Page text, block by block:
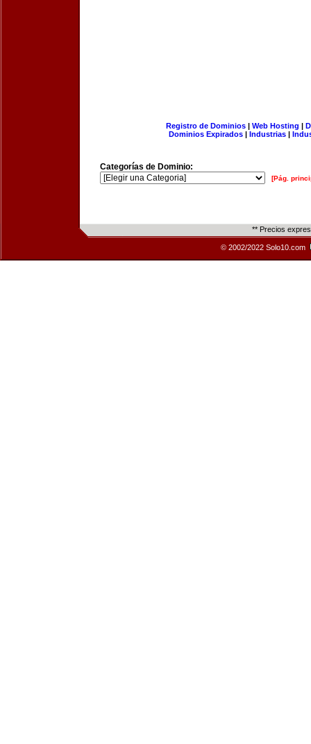
Registro de Dominios| Web Hosting |
Dominios Expirados | Industrias |
Categorías de Dominio:
[Pág.
** Precios
© 2002/2022 Solo10.com